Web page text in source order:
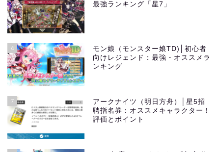
最強ランキング「星7」
6
モン娘（モンスター娘TD)│初心者
向けレジェンド：最強・オススメラ
ンキング
7
アークナイツ（明日方舟）│星5招
聘指名券：オススメキャラクター！
評価とポイント